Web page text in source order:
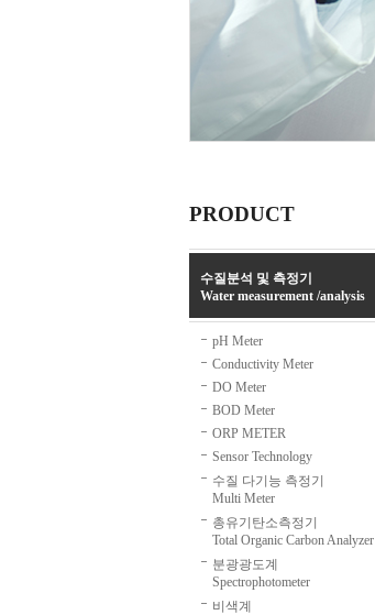
PRODUCT
수질분석 및 측정기
Water measurement /analysis
pH Meter
Conductivity Meter
DO Meter
BOD Meter
ORP METER
Sensor Technology
수질 다기능 측정기
Multi Meter
총유기탄소측정기
Total Organic Carbon Analyzer
분광광도계
Spectrophotometer
비색계